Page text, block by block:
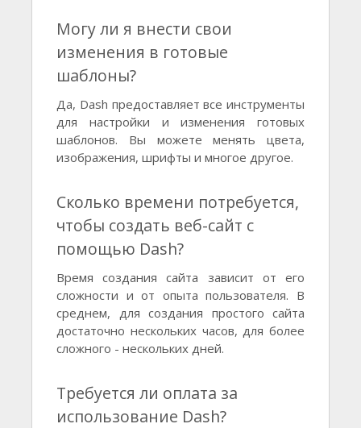
Могу ли я внести свои
изменения в готовые
шаблоны?
Да, Dash предоставляет все инструменты
для настройки и изменения готовых
шаблонов. Вы можете менять цвета,
изображения, шрифты и многое другое.
Сколько времени потребуется,
чтобы создать веб-сайт с
помощью Dash?
Время создания сайта зависит от его
сложности и от опыта пользователя. В
среднем, для создания простого сайта
достаточно нескольких часов, для более
сложного - нескольких дней.
Требуется ли оплата за
использование Dash?